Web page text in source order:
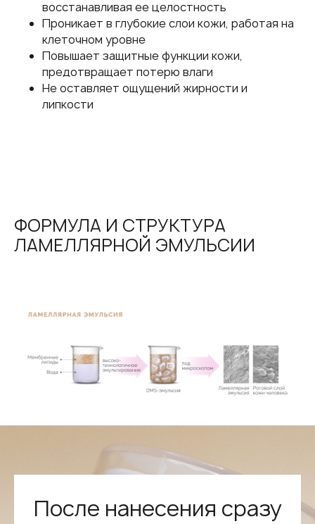
восстанавливая ее целостность
Проникает в глубокие слои кожи, работая на
клеточном уровне
Повышает защитные функции кожи,
предотвращает потерю влаги
Не оставляет ощущений жирности и
липкости
ФОРМУЛА И СТРУКТУРА
ЛАМЕЛЛЯРНОЙ ЭМУЛЬСИИ
После нанесения сразу
договор оферты
политика конфиденциальности
Домашняя линия
Магазин
Результаты
Блог
Доставка и оплата
FAQ